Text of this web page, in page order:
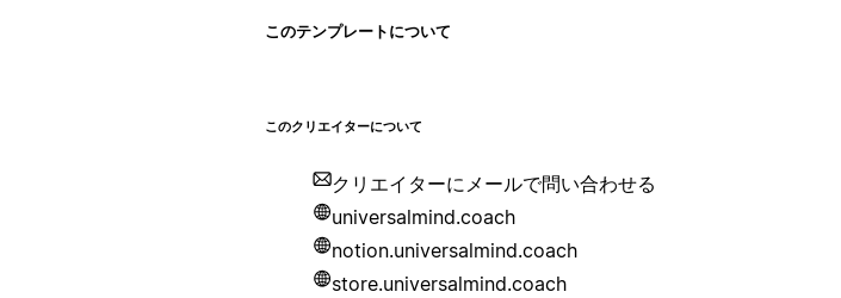
このテンプレートについて
このクリエイターについて
クリエイターにメールで問い合わせる
universalmind.coach
notion.universalmind.coach
store.universalmind.coach